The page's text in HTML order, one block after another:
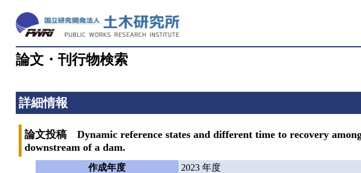
論文・刊行物検索
詳細情報
論文投稿 Dynamic reference states and different time to recovery
downstream of a dam.
作成年度 2023 年度